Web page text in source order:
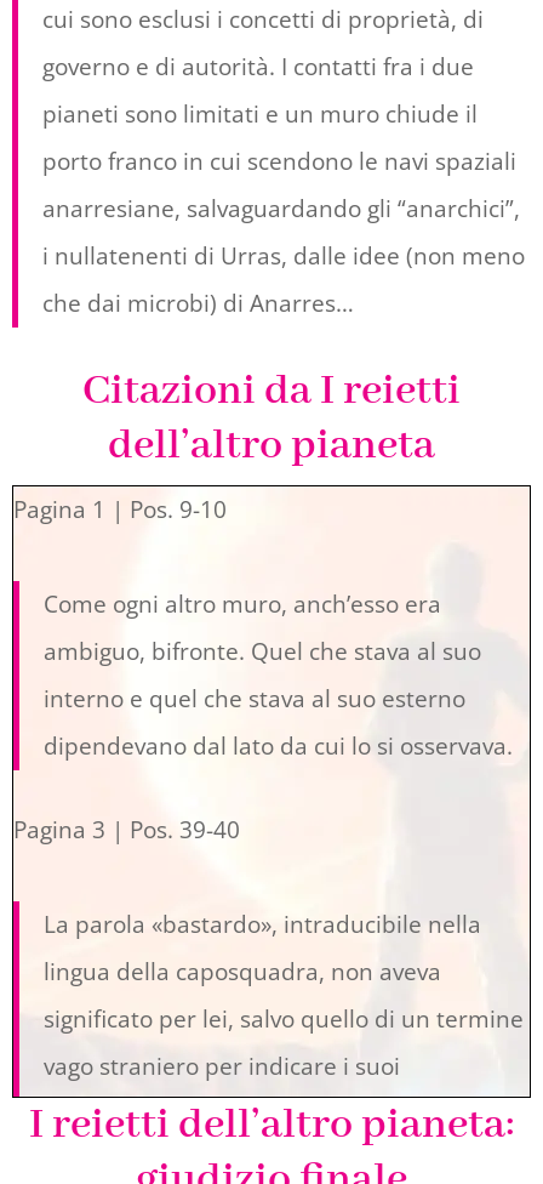
cui sono esclusi i concetti di proprietà, di
governo e di autorità. I contatti fra i due
pianeti sono limitati e un muro chiude il
porto franco in cui scendono le navi spaziali
anarresiane, salvaguardando gli “anarchici”,
i nullatenenti di Urras, dalle idee (non meno
che dai microbi) di Anarres…
Citazioni da I reietti
dell’altro pianeta
Pagina 1 | Pos. 9-10
Come ogni altro muro, anch’esso era
ambiguo, bifronte. Quel che stava al suo
interno e quel che stava al suo esterno
dipendevano dal lato da cui lo si osservava.
Pagina 3 | Pos. 39-40
La parola «bastardo», intraducibile nella
lingua della caposquadra, non aveva
significato per lei, salvo quello di un termine
vago straniero per indicare i suoi
compatrioti
I reietti dell’altro pianeta: